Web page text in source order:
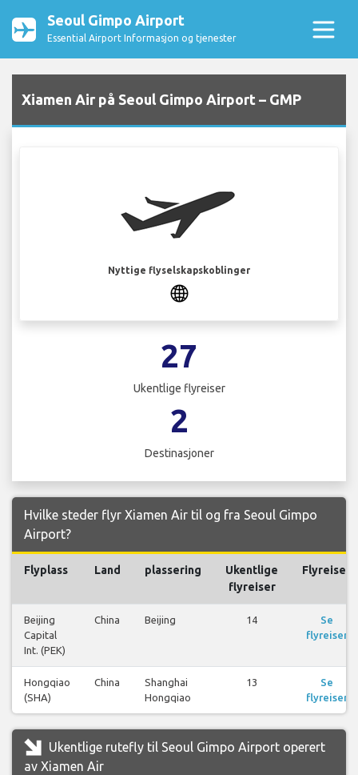
Seoul Gimpo Airport
Essential Airport Informasjon og tjenester
Xiamen Air på Seoul Gimpo Airport – GMP
Nyttige flyselskapskoblinger
27
Ukentlige flyreiser
2
Destinasjoner
Hvilke steder flyr Xiamen Air til og fra Seoul Gimpo
Airport?
Flyplass Land plassering
Ukentlige
flyreiser
Flyreiser
Beijing
Capital
Int. (PEK)
China Beijing 14
Se
flyreiser
Hongqiao
(SHA)
China
Shanghai
Hongqiao
13
Se
flyreiser
Ukentlige rutefly til Seoul Gimpo Airport operert
av Xiamen Air